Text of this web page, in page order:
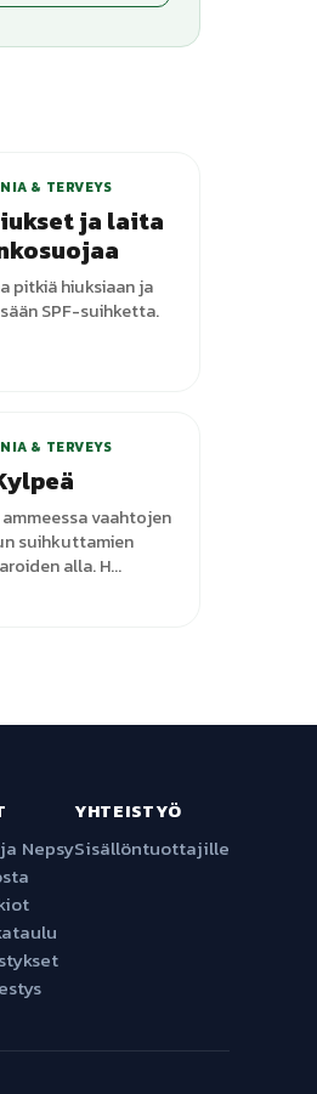
& TERVEYS
ja laita
pitkiä hiuksiaan ja
SPF-suihketta.
& TERVEYS
vaahtojen
suihkuttamien
alla. H...
Nepsy
YHTEISTYÖ
Sisällöntuottajille